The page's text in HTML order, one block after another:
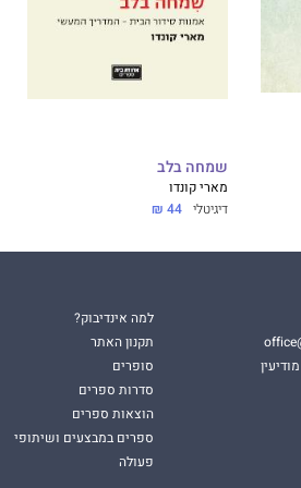
שמחה בלב
מארי קונדו
דיגיטלי 44 ₪
למה אינדיבוק?
תקנון האתר
סופרים
סדרות ספרים
הוצאות ספרים
ספרים במבצעים ושיתופי
פעולה